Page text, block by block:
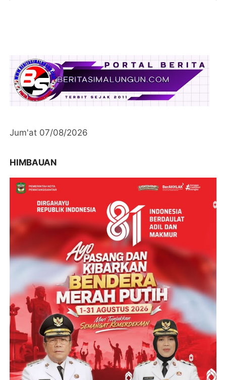
Jum'at 07/08/2026
HIMBAUAN